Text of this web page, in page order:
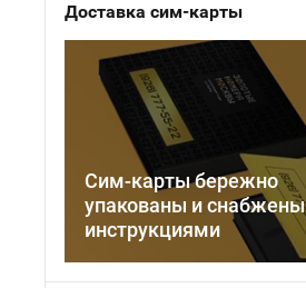
Доставка сим-карты
Сим-карты бережно
упакованы и снабжены
инструкциями